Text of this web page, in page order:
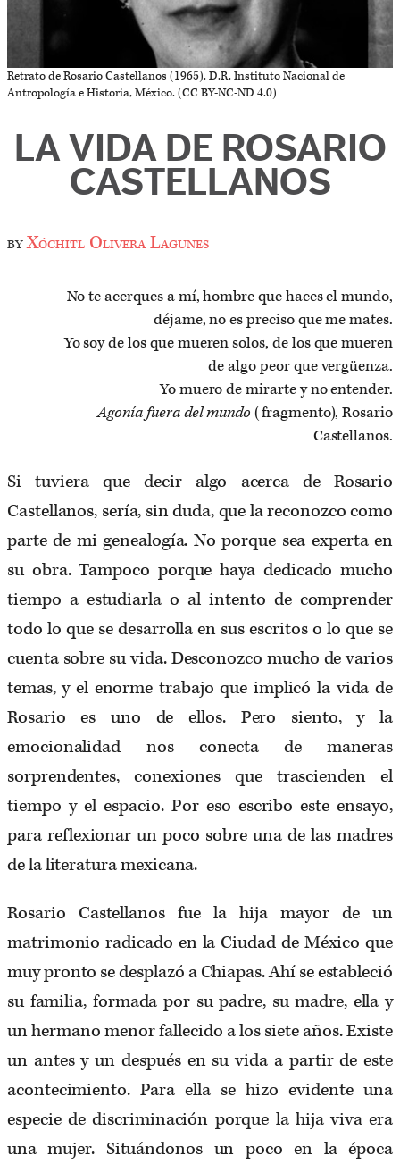
Retrato de Rosario Castellanos (1965). D.R. Instituto Nacional de
Antropología e Historia, México. (CC BY-NC-ND 4.0)
LA VIDA DE ROSARIO
CASTELLANOS
byXóchitl Olivera Lagunes
No te acerques a mí, hombre que haces el mundo,
déjame, no es preciso que me mates.
Yo soy de los que mueren solos, de los que mueren
de algo peor que vergüenza.
Yo muero de mirarte y no entender.
Agonía fuera del mundo(fragmento), Rosario
Castellanos.
Si tuviera que decir algo acerca de Rosario
Castellanos, sería, sin duda, que la reconozco como
parte de mi genealogía. No porque sea experta en
su obra. Tampoco porque haya dedicado mucho
tiempo a estudiarla o al intento de comprender
todo lo que se desarrolla en sus escritos o lo que se
cuenta sobre su vida. Desconozco mucho de varios
temas, y el enorme trabajo que implicó la vida de
Rosario es uno de ellos. Pero siento, y la
emocionalidad nos conecta de maneras
sorprendentes, conexiones que trascienden el
tiempo y el espacio. Por eso escribo este ensayo,
para reflexionar un poco sobre una de las madres
de la literatura mexicana.
Rosario Castellanos fue la hija mayor de un
matrimonio radicado en la Ciudad de México que
muy pronto se desplazó a Chiapas. Ahí se estableció
su familia, formada por su padre, su madre, ella y
un hermano menor fallecido a los siete años. Existe
un antes y un después en su vida a partir de este
acontecimiento. Para ella se hizo evidente una
especie de discriminación porque la hija viva era
una mujer. Situándonos un poco en la época